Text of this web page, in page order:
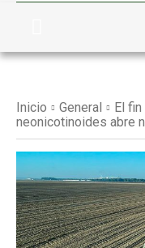
Inicio General
El
neonicotinoides abre